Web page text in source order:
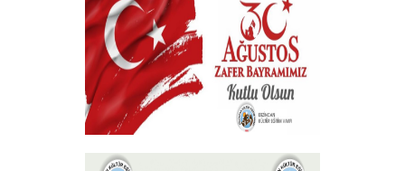
+
30 Ağustos Zafer Bayramı